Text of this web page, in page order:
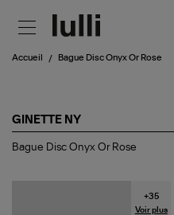
Accueil Bague Disc Onyx Or Rose
GINETTE NY
Bague
Bague Disc Onyx Or Rose
+35
Voir plus